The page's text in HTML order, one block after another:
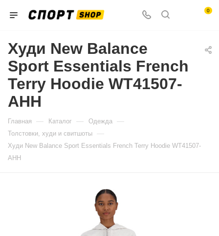
0
Худи New Balance
Sport Essentials French
Terry Hoodie WT41507-
AHH
Главная — Каталог — Одежда —
Толстовки, худи и свитшоты —
Худи New Balance Sport Essentials French Terry Hoodie WT41507-
AHH